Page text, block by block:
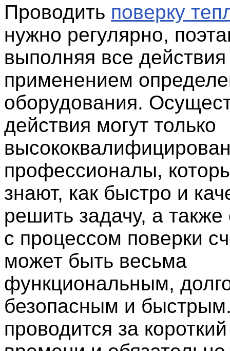
Проводить поверку
нужно регулярно,
выполняя все действия
применением
оборудования.
действия могут только
профессионалы,
знают, как быстро и
решить задачу, а также
с процессом поверки
может быть весьма
функциональным,
безопасным и
проводится за